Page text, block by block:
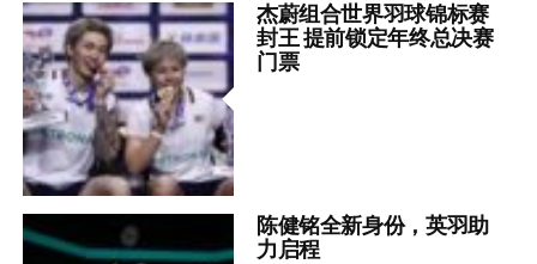
杰蔚组合世界羽球锦标赛
封王 提前锁定年终总决赛
门票
陈健铭全新身份，英羽助
力启程